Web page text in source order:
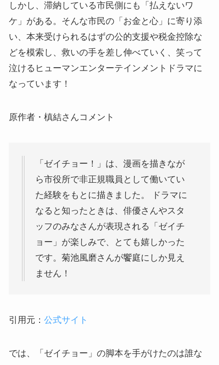
しかし、滞納している市民側にも「払えないワ
ケ」がある。そんな市民の「お金と心」に寄り添
い、本来受けられるはずの公的支援や税金控除な
どを模索し、救いの手を差し伸べていく、笑って
泣けるヒューマンエンターテインメントドラマに
なっています！
原作者・槙結さんコメント
「ゼイチョー！」は、漫画を描きなが
ら市役所で非正規職員として働いてい
た経験をもとに描きました。 ドラマに
なると知ったときは、俳優さんやスタ
ッフのみなさんが表現される「ゼイチ
ョー」が楽しみで、とても嬉しかった
です。菊池風磨さんが饗庭にしか見え
ません！
引用元： 公式サイト
では、「ゼイチョー」の脚本を手がけたのは誰な